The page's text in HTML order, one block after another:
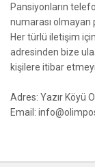
Pansiyonların
numarası olmayan
Her türlü iletişim
adresinden bize
kişilere itibar
Adres: Yazır Köyü
Email: